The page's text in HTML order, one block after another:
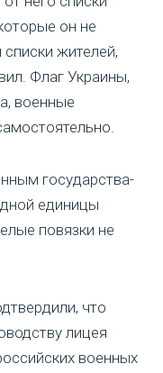
он не
жителей,
Флаг Украины,
военные
государства-
единицы
повязки не
что
лицея
военных